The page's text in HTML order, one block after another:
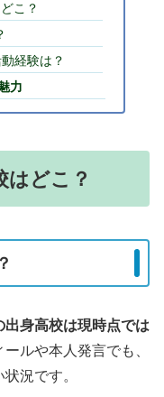
こ？
経験は？
力
はどこ？
身高校は現時点では
ルや本人発言でも、
況です。